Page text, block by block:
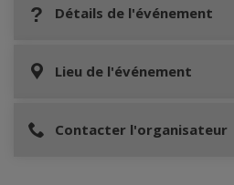
Détails de l'événement
Lieu de l'événement
Contacter l'organisateur